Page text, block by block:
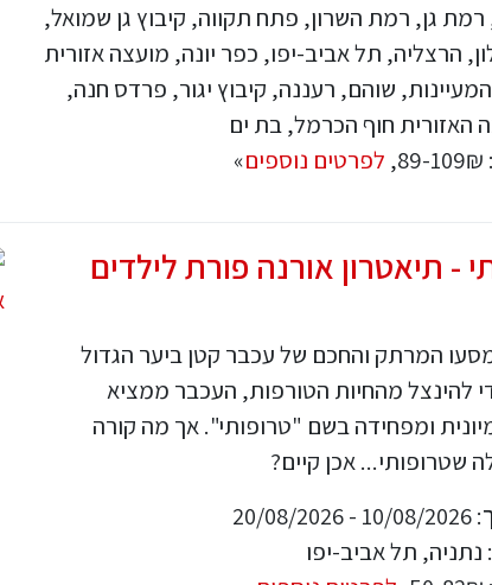
רמת גן, רמת השרון, פתח תקווה, קיבוץ גן שמואל,
הרצליה, תל אביב-יפו, כפר יונה, מועצה אזורית
שוהם, רעננה, קיבוץ יגור, פרדס חנה,
האזורית חוף הכרמל, בת ים
: 89-109₪, לפרטים נוספים»
- תיאטרון אורנה פורת לילדים
המרתק והחכם של עכבר קטן ביער הגדול
להינצל מהחיות הטורפות, העכבר ממציא
ומפחידה בשם "טרופותי". אך מה קורה
שטרופותי... אכן קיים?
: 10/08/2026 - 20/08/2026
: נתניה, תל אביב-יפו